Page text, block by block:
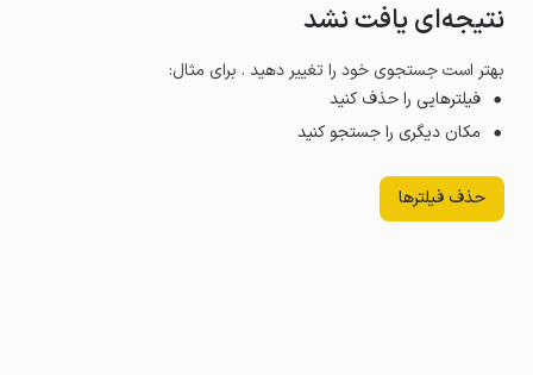
نتیجه‌ای یافت نشد
بهتر است جستجوی خود را تغییر دهید . برای مثال:
فیلترهایی را حذف کنید
مکان دیگری را جستجو کنید
حذف فیلترها